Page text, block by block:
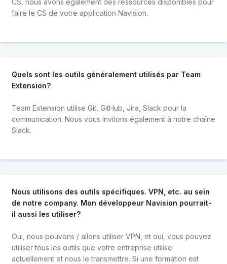
CS, nous avons également des ressources disponibles pour
faire le CS de votre application Navision.
Quels sont les outils généralement utilisés par Team
Extension?
Team Extension utilise Git, GitHub, Jira, Slack pour la
communication. Nous vous invitons également à notre chaîne
Slack.
Nous utilisons des outils spécifiques. VPN, etc. au sein
de notre company. Mon développeur Navision pourrait-
il aussi les utiliser?
Oui, nous pouvons / allons utiliser VPN, et oui, vous pouvez
utiliser tous les outils que votre entreprise utilise
actuellement et nous le transmettre. Si une formation est